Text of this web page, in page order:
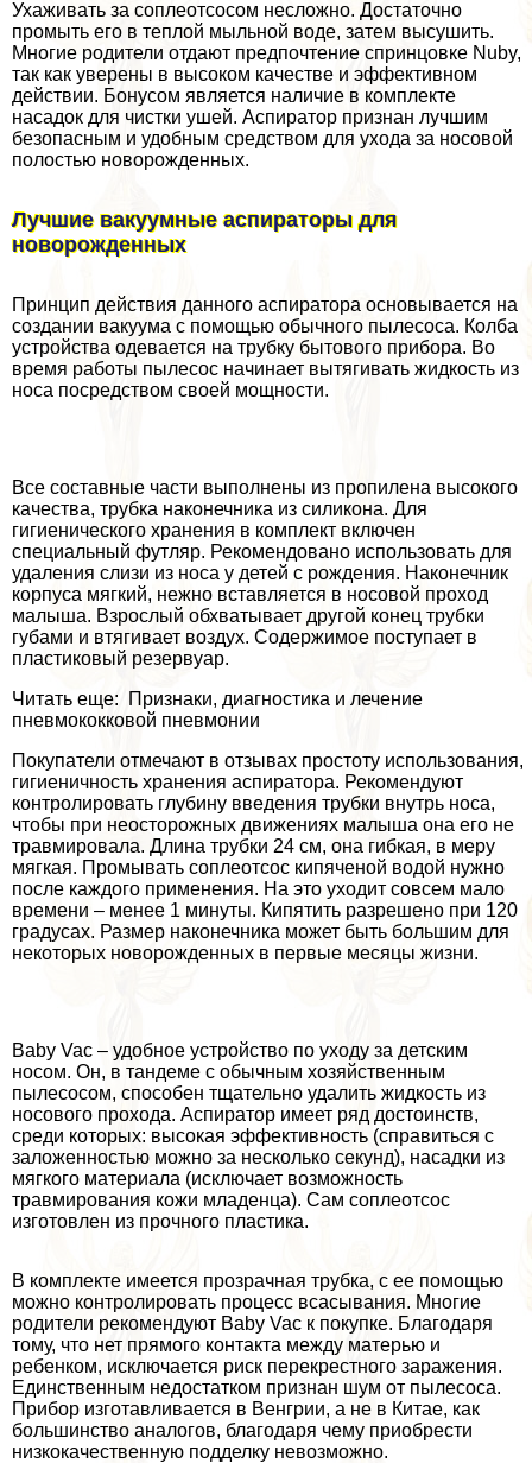
Ухаживать за соплеoтcocом несложно. Достаточно
промыть его в теплой мыльной воде, затем высушить.
Многие родители отдают предпочтение спринцовке Nuby,
так как уверены в высоком качестве и эффективном
действии. Бонусом является наличие в комплекте
насадок для чистки ушей. Аспиратор признан лучшим
безопасным и удобным средством для ухода за носовой
полостью новорожденных.
Лучшие вакуумные аспираторы для
новорожденных
Принцип действия данного аспиратора основывается на
создании вакуума с помощью обычного пылесоса. Колба
устройства одевается на трубку бытового прибора. Во
время работы пылесос начинает вытягивать жидкость из
носа посредством своей мощности.
Все составные части выполнены из пропилена высокого
качества, трубка наконечника из силикона. Для
гигиенического хранения в комплект включен
специальный футляр. Рекомендовано использовать для
удаления слизи из носа у детей с рождения. Наконечник
корпуса мягкий, нежно вставляется в носовой проход
малыша. Взрослый обхватывает другой конец трубки
губами и втягивает воздух. Содержимое поступает в
пластиковый резервуар.
Читать еще: Признаки, диагностика и лечение
пневмококковой пневмонии
Покупатели отмечают в отзывах простоту использования,
гигиеничность хранения аспиратора. Рекомендуют
контролировать глубину введения трубки внутрь носа,
чтобы при неосторожных движениях малыша она его не
травмировала. Длина трубки 24 см, она гибкая, в меру
мягкая. Промывать соплеoтcoc кипяченой водой нужно
после каждого применения. На это уходит совсем мало
времени – менее 1 минуты. Кипятить разрешено при 120
градусах. Размер наконечника может быть большим для
некоторых новорожденных в первые месяцы жизни.
Baby Vac – удобное устройство по уходу за детским
носом. Он, в тандеме с обычным хозяйственным
пылесосом, способен тщательно удалить жидкость из
носового прохода. Аспиратор имеет ряд достоинств,
среди которых: высокая эффективность (справиться с
заложенностью можно за несколько секунд), насадки из
мягкого материала (исключает возможность
травмирования кожи младенца). Сам соплеoтcoc
изготовлен из прочного пластика.
В комплекте имеется прозрачная трубка, с ее помощью
можно контролировать процесс всасывания. Многие
родители рекомендуют Baby Vac к покупке. Благодаря
тому, что нет прямого контакта между матерью и
ребенком, исключается риск перекрестного заражения.
Единственным недостатком признан шум от пылесоса.
Прибор изготавливается в Венгрии, а не в Китае, как
большинство аналогов, благодаря чему приобрести
низкокачественную подделку невозможно.